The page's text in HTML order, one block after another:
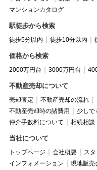
マンションカタログ
駅徒歩から検索
徒歩5分以内 徒歩10分以内
価格から検索
2000万円台 3000万円台
不動産売却について
売却査定 不動産売却の流れ
不動産売却時の諸費用
少しで
仲介手数料について
相続相談
当社について
トップページ 会社概要 ス
インフォメーション
現地販売